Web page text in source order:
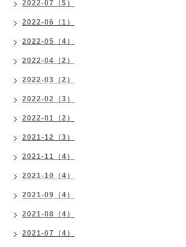
2022-07（5）
2022-06（1）
2022-05（4）
2022-04（2）
2022-03（2）
2022-02（3）
2022-01（2）
2021-12（3）
2021-11（4）
2021-10（4）
2021-09（4）
2021-08（4）
2021-07（4）